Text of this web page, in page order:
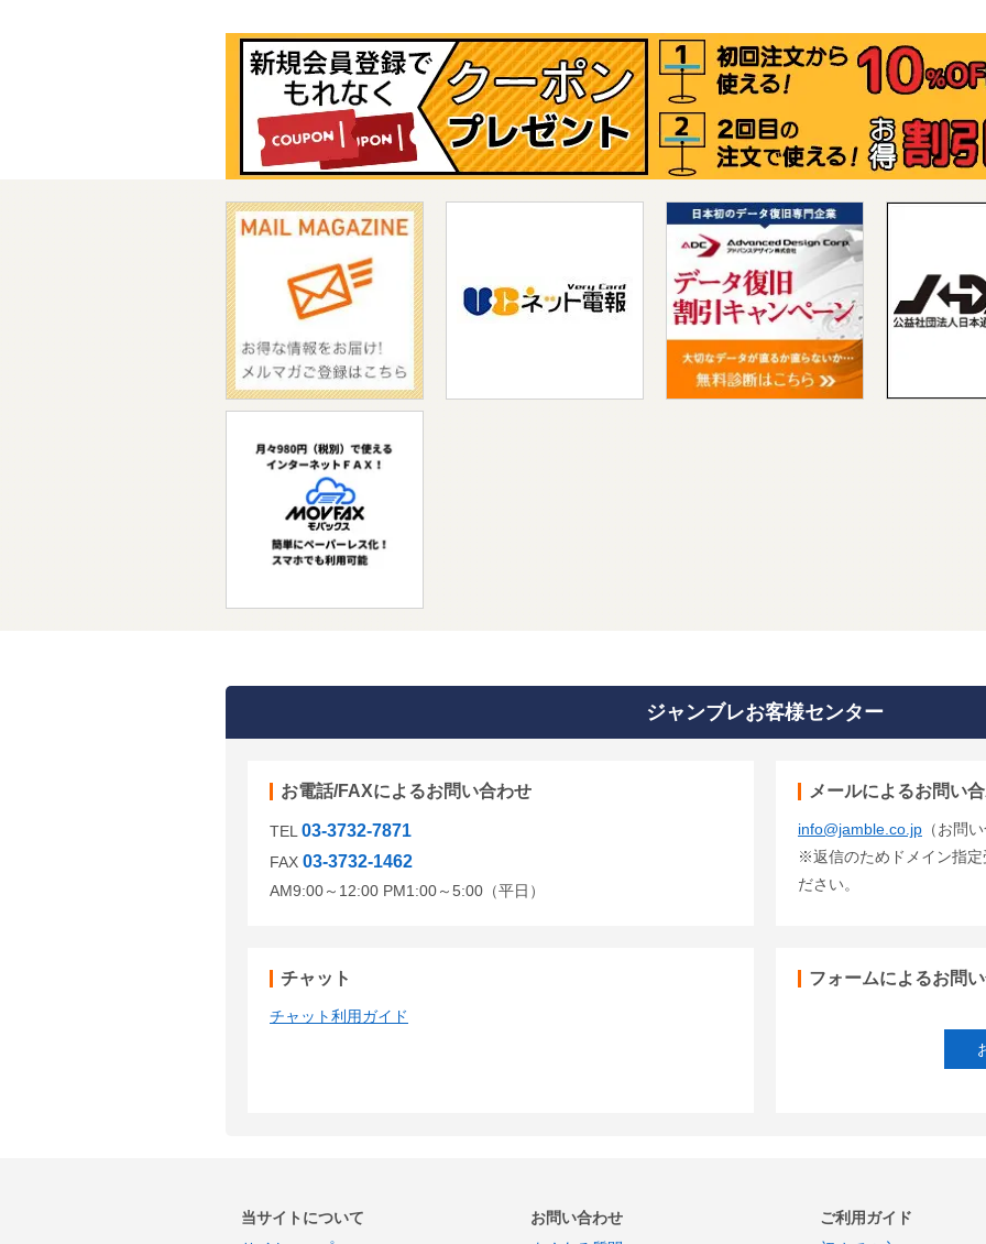
ジャンブレお客様センター
お電話/FAXによるお問い合わせ
TEL 03-3732-7871
FAX 03-3732-1462
AM9:00～12:00 PM1:00～5:00（平日）
メールによるお問い
info@jamble.co.jp （お問
※返信のためドメイン指
ださい。
チャット
チャット利用ガイド
フォームによるお問
当サイトについて
お問い合わせ
ご利用ガイド